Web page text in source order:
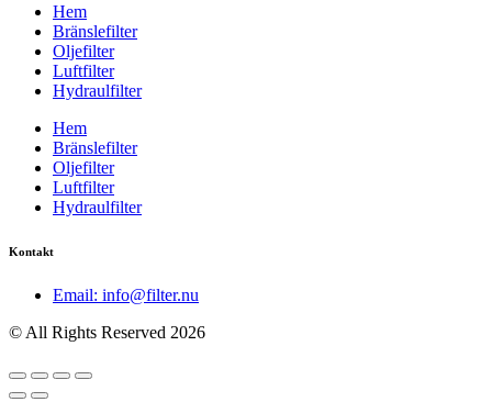
Hem
Bränslefilter
Oljefilter
Luftfilter
Hydraulfilter
Hem
Bränslefilter
Oljefilter
Luftfilter
Hydraulfilter
Kontakt
Email: info@filter.nu
© All Rights Reserved 2026